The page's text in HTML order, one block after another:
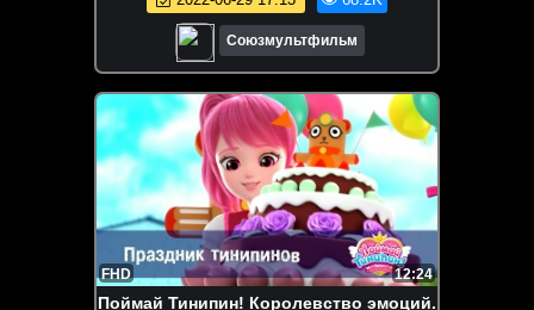
Союзмультфильм
FHD 12:24
Поймай Тинипин! Королевство эмоций.